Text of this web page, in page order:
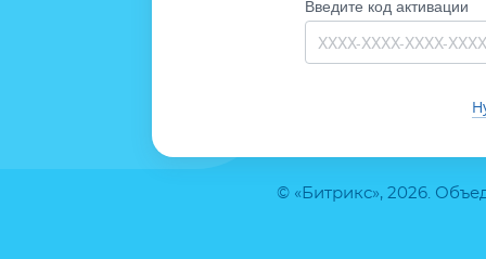
© «Битрикс», 2026.
Введите код активации